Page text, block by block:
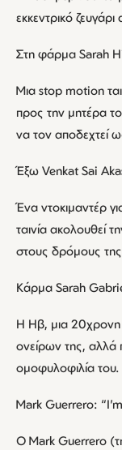
εκκεντρικό
Στη φάρμα Sarah
Μια stop motion
προς την μητέρα
να τον αποδεχτεί
Έξω Venkat Sai
Ένα ντοκιμαντέρ
ταινία ακολουθεί
στους δρόμους
Κάρμα Sarah
Η Ηβ, μια 20χρονη
ονείρων της, αλλά
ομοφυλοφιλία του.
Mark Guerrero:
Ο Mark Guerrero